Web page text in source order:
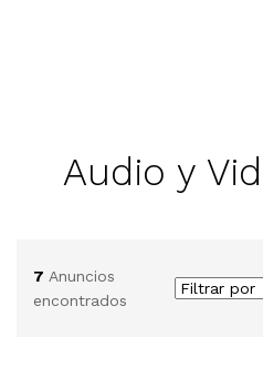
Audio y
7 Anuncios
encontrados